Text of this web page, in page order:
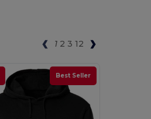
1 2 3 12
Best Seller